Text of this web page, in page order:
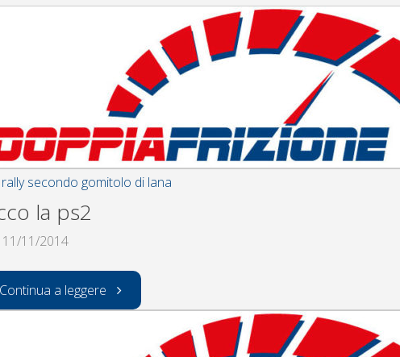
rally secondo gomitolo di lana
la ps2
11/11/2014
Continua a leggere"ecco